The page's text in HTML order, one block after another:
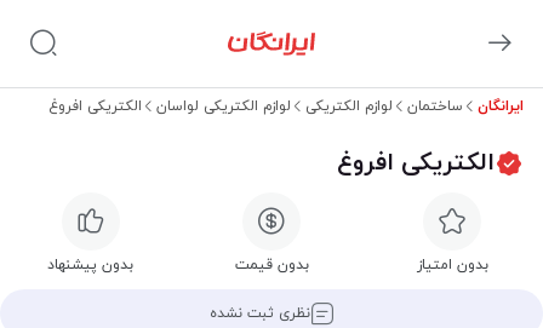
ایرانگان ساختمان لوازم الکتریکی لوازم الکتریکی لواسان الکتریکی افروغ
الکتریکی افروغ
بدون امتیاز بدون قیمت بدون پیشنهاد
نظری ثبت نشده